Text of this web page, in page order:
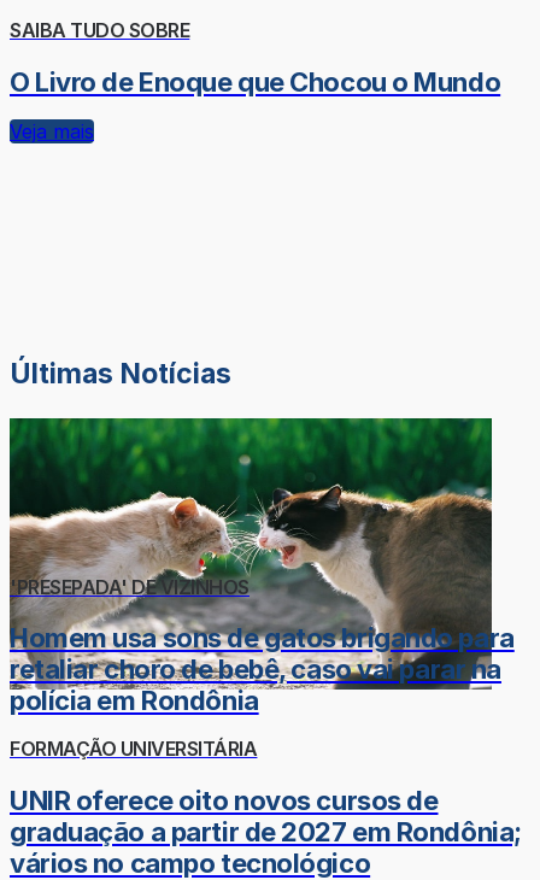
SAIBA TUDO SOBRE
O Livro de Enoque que Chocou o Mundo
Veja mais
Últimas Notícias
'PRESEPADA' DE VIZINHOS
Homem usa sons de gatos brigando para
retaliar choro de bebê, caso vai parar na
polícia em Rondônia
FORMAÇÃO UNIVERSITÁRIA
UNIR oferece oito novos cursos de
graduação a partir de 2027 em Rondônia;
vários no campo tecnológico